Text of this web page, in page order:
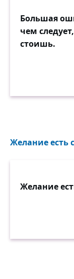
Большая
чем
стоишь.
Желание есть
Желание